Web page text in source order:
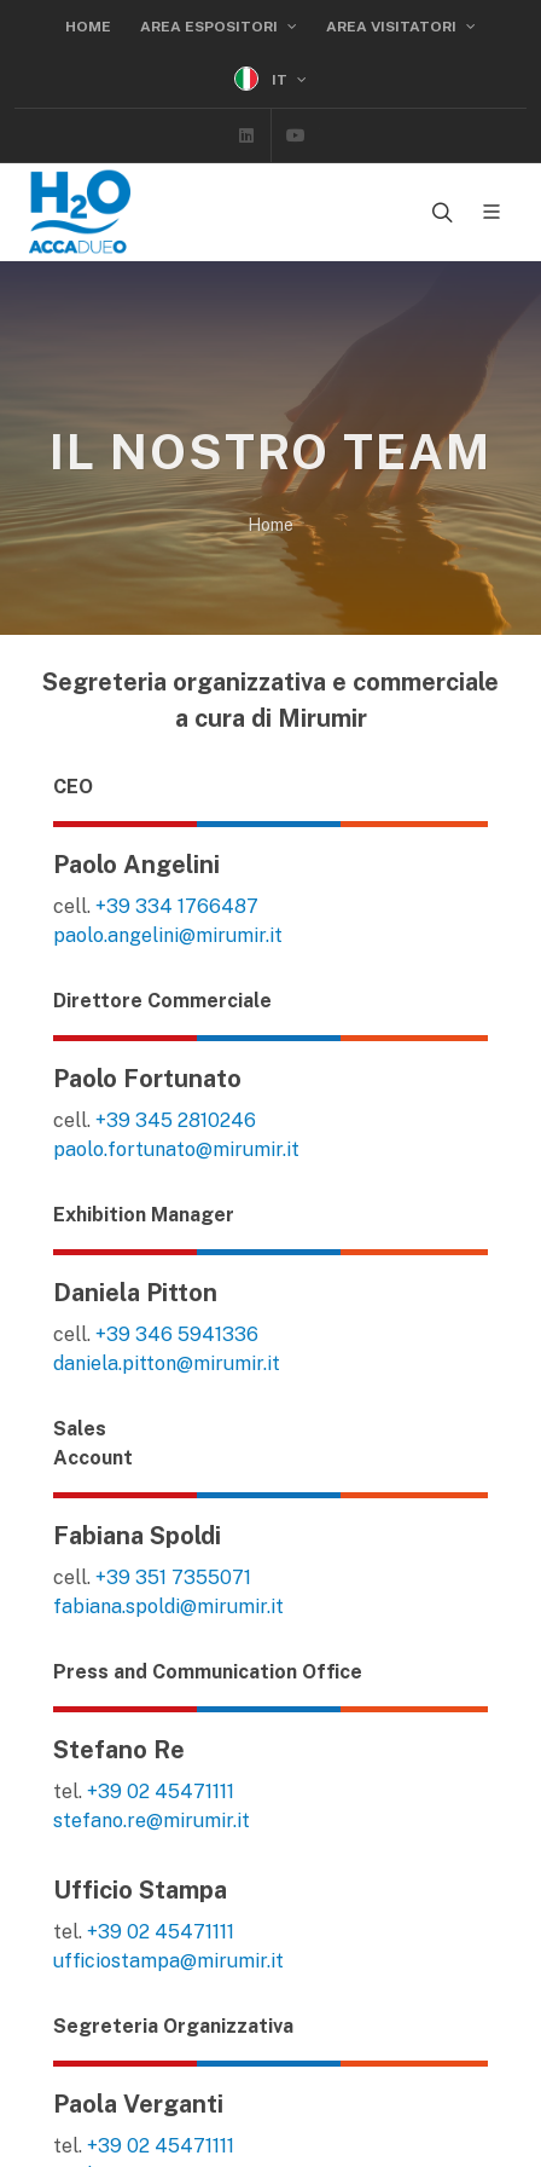
HOME AREA ESPOSITORI AREA VISITATORI
IT
Linkedin
IL NOSTRO TEAM
Home
Segreteria organizzativa e commerciale
a cura di Mirumir
CEO
Paolo Angelini
cell. +39 334 1766487
paolo.angelini@mirumir.it
Direttore Commerciale
Paolo Fortunato
cell. +39 345 2810246
paolo.fortunato@mirumir.it
Exhibition Manager
Daniela Pitton
cell. +39 346 5941336
daniela.pitton@mirumir.it
Sales
Account
Fabiana Spoldi
cell. +39 351 7355071
fabiana.spoldi@mirumir.it
Press and Communication Office
Stefano Re
tel. +39 02 45471111
stefano.re@mirumir.it
Ufficio Stampa
tel. +39 02 45471111
ufficiostampa@mirumir.it
Segreteria Organizzativa
Paola Verganti
tel. +39 02 45471111